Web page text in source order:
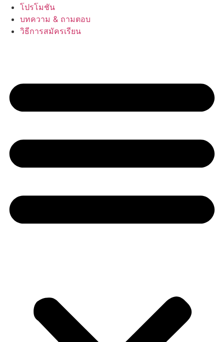
โปรโมชัน
บทความ & ถามตอบ
วิธีการสมัครเรียน